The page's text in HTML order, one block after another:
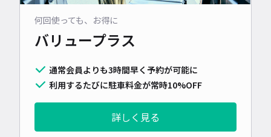
何回使っても、お得に
バリュープラス
通常会員よりも3時間早く予約が可能に
利用するたびに駐車料金が常時10%OFF
詳しく見る